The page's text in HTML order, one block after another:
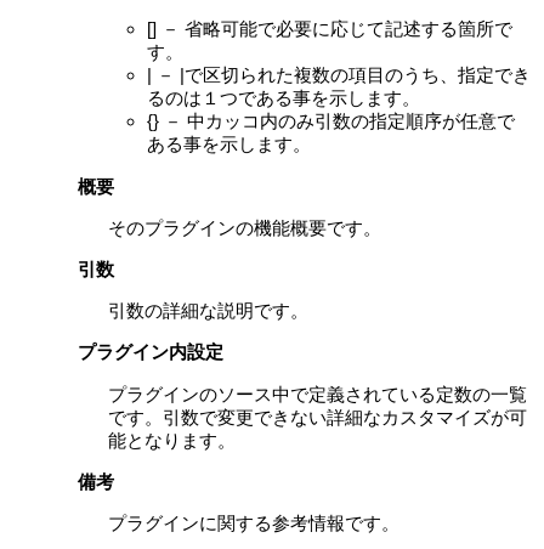
[] － 省略可能で必要に応じて記述する箇所で
す。
| － |で区切られた複数の項目のうち、指定でき
るのは１つである事を示します。
{} － 中カッコ内のみ引数の指定順序が任意で
ある事を示します。
概要
そのプラグインの機能概要です。
引数
引数の詳細な説明です。
プラグイン内設定
プラグインのソース中で定義されている定数の一覧
です。引数で変更できない詳細なカスタマイズが可
能となります。
備考
プラグインに関する参考情報です。